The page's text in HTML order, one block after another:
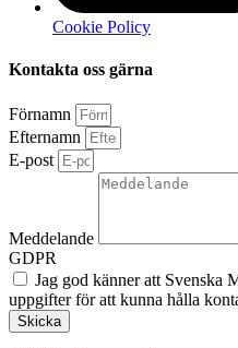
Cookie Policy
Kontakta oss gärna
Förnamn
Efternamn
E-post
Meddelande
GDPR
Jag god känner att Svenska
uppgifter för att kunna hålla
Skicka